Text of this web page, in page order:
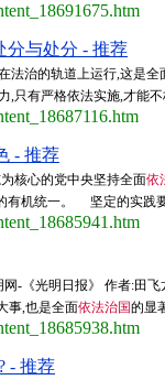
与处分 - 推荐
法治的轨道上运行,这是全
,只有严格依法实施,才能
- 推荐
核心的党中央坚持全面依
有机统一。 坚定的实践
-《光明日报》 作者:田
事,也是全面依法治国的显
- 推荐